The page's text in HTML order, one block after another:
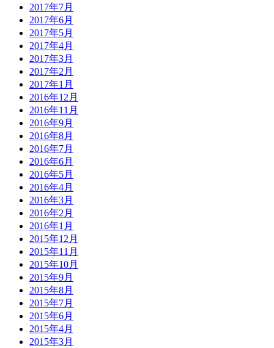
2017年7月
2017年6月
2017年5月
2017年4月
2017年3月
2017年2月
2017年1月
2016年12月
2016年11月
2016年9月
2016年8月
2016年7月
2016年6月
2016年5月
2016年4月
2016年3月
2016年2月
2016年1月
2015年12月
2015年11月
2015年10月
2015年9月
2015年8月
2015年7月
2015年6月
2015年4月
2015年3月